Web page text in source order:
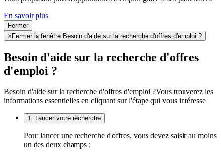
En savoir plus
Fermer
× Fermer la fenêtre Besoin d'aide sur la recherche d'offres d'emploi ?
Besoin d'aide sur la recherche d'offres
d'emploi ?
Besoin d'aide sur la recherche d'offres d'emploi ?Vous trouverez les
informations essentielles en cliquant sur l'étape qui vous intéresse
1. Lancer votre recherche
Pour lancer une recherche d'offres, vous devez saisir au moins
un des deux champs :